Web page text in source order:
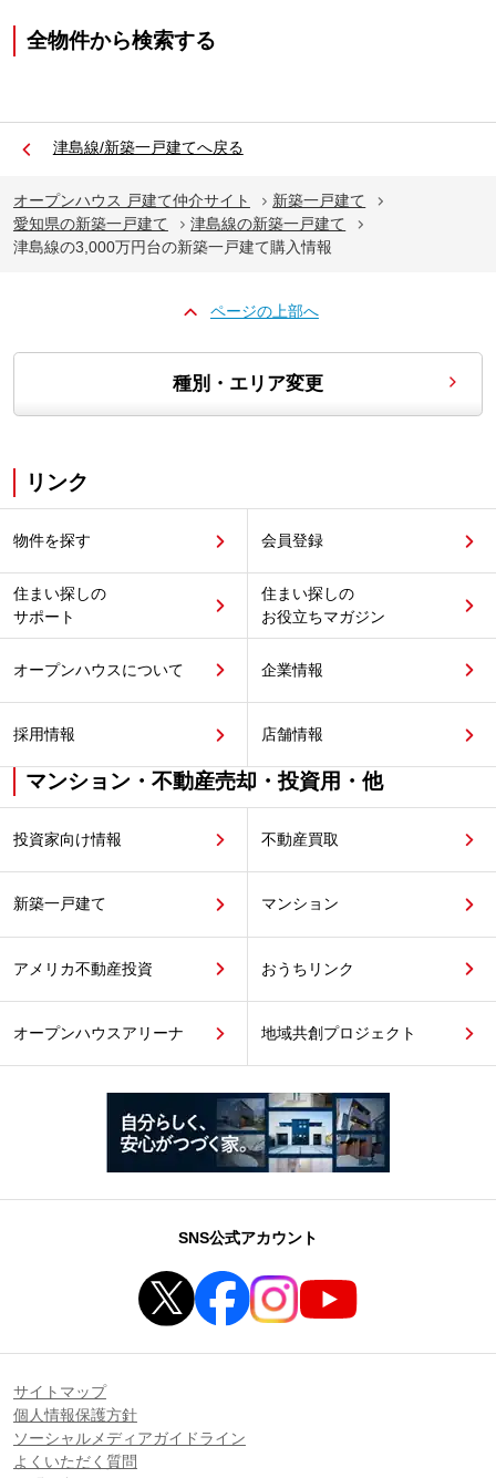
全物件から検索する
津島線/新築一戸建てへ戻る
オープンハウス 戸建て仲介サイト
新築一戸建て
愛知県の新築一戸建て
津島線の新築一戸建て
津島線の3,000万円台の新築一戸建て購入情報
ページの上部へ
種別・エリア変更
リンク
物件を探す 会員登録
住まい探しの
サポート
住まい探しの
お役立ちマガジン
オープンハウスについて 企業情報
採用情報 店舗情報
マンション・不動産売却・投資用・他
投資家向け情報 不動産買取
新築一戸建て マンション
アメリカ不動産投資 おうちリンク
オープンハウスアリーナ 地域共創プロジェクト
SNS公式アカウント
サイトマップ
個人情報保護方針
ソーシャルメディアガイドライン
よくいただく質問